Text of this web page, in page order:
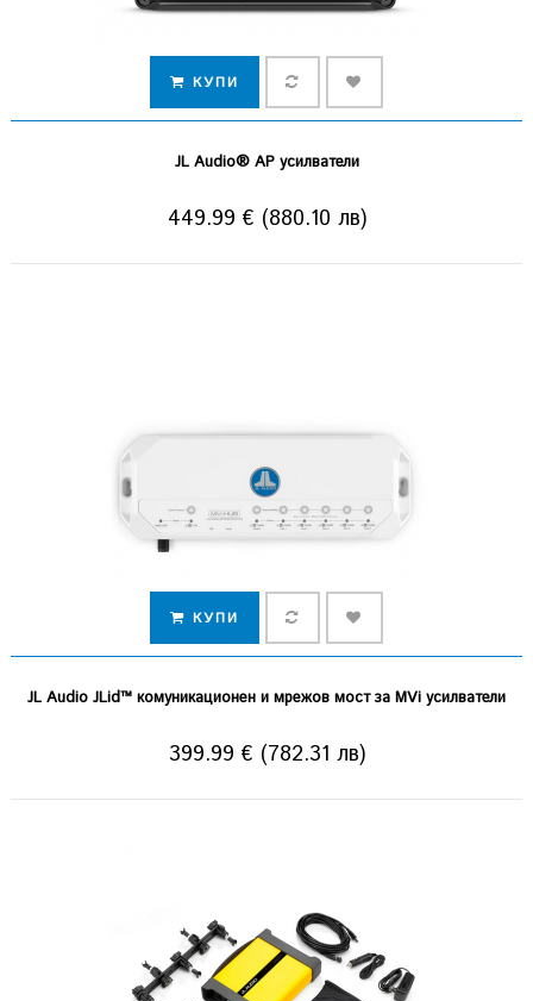
КУПИ
JL Audio® AP усилватели
449.99 € (880.10 лв)
КУПИ
JL Audio JLid™ комуникационен и мрежов мост за MVi усилватели
399.99 € (782.31 лв)